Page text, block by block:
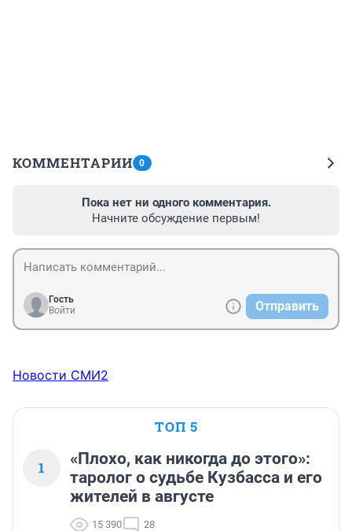
КОММЕНТАРИИ 0
Пока нет ни одного комментария.
Начните обсуждение первым!
Гость
Войти
Отправить
Новости СМИ2
ТОП 5
1
«Плохо, как никогда до этого»:
таролог о судьбе Кузбасса и его
жителей в августе
15 390 28